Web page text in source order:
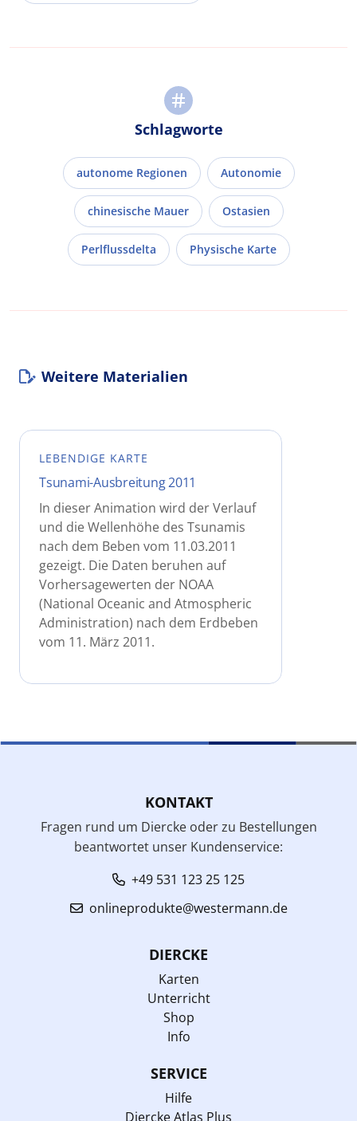
Schlagworte
autonome Regionen Autonomie
chinesische Mauer Ostasien
Perlflussdelta Physische Karte
Weitere Materialien
LEBENDIGE KARTE
Tsunami-Ausbreitung 2011
In dieser Animation wird der Verlauf
und die Wellenhöhe des Tsunamis
nach dem Beben vom 11.03.2011
gezeigt. Die Daten beruhen auf
Vorhersagewerten der NOAA
(National Oceanic and Atmospheric
Administration) nach dem Erdbeben
vom 11. März 2011.
KONTAKT
Fragen rund um Diercke oder zu Bestellungen
beantwortet unser Kundenservice:
+49 531 123 25 125
onlineprodukte@westermann.de
DIERCKE
Karten
Unterricht
Shop
Info
SERVICE
Hilfe
Diercke Atlas Plus